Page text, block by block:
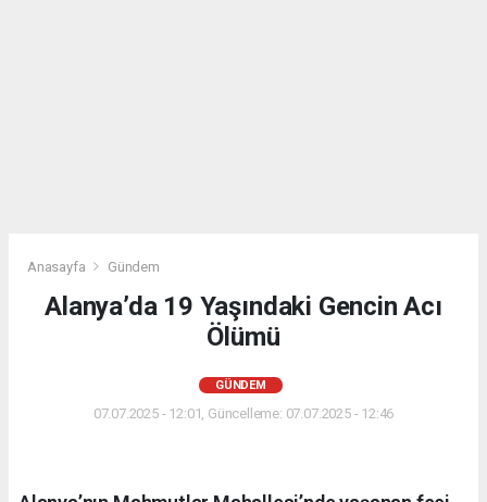
Anasayfa Gündem
Alanya’da 19 Yaşındaki Gencin Acı
Ölümü
GÜNDEM
07.07.2025 - 12:01, Güncelleme: 07.07.2025 - 12:46